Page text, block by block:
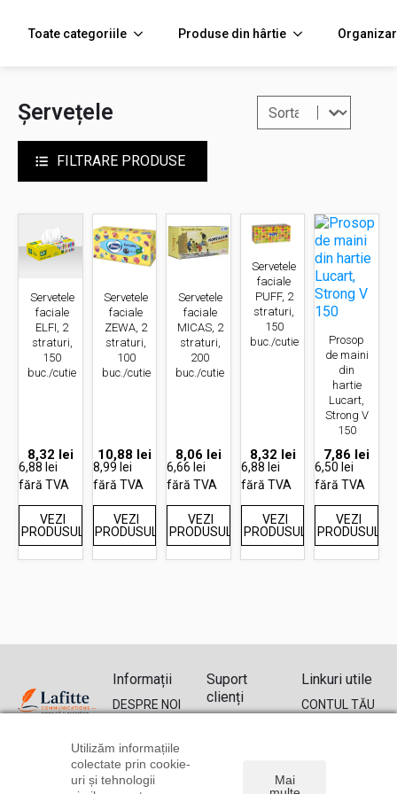
Toate categoriile Produse din hârtie
Șervețele Filtreaza
Sort content
FILTRARE PRODUSE
Servetele
faciale
ELFI, 2
straturi,
150
buc./cutie
8,32 lei
6,88 lei
fără TVA
VEZI
PRODUSUL
Servetele
faciale
ZEWA, 2
straturi,
100
buc./cutie
10,88 lei
8,99 lei
fără TVA
VEZI
PRODUSUL
Servetele
faciale
MICAS, 2
straturi,
200
buc./cutie
8,06 lei
6,66 lei
fără TVA
VEZI
PRODUSUL
Servetele
faciale
PUFF, 2
straturi,
150
buc./cutie
8,32 lei
6,88 lei
fără TVA
VEZI
PRODUSUL
Prosop
de maini
din
hartie
Lucart,
Strong V
150
7,86 lei
6,50 lei
fără TVA
VEZI
PRODUSUL
0314 260
0771 256
Informații
DESPRE NOI
POLITICA DE
CONFIDENȚIALITATE
Suport
clienți
Linkuri utile
CONTUL TĂU
Utilizăm informațiile
colectate prin cookie-
uri și tehnologii
Mai